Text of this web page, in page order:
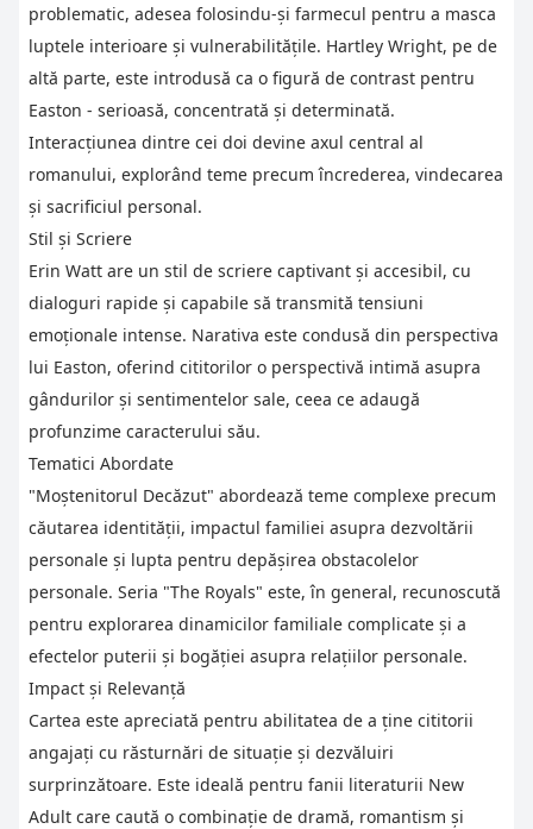
problematic, adesea folosindu-și farmecul pentru a masca
luptele interioare și vulnerabilitățile. Hartley Wright, pe de
altă parte, este introdusă ca o figură de contrast pentru
Easton - serioasă, concentrată și determinată.
Interacțiunea dintre cei doi devine axul central al
romanului, explorând teme precum încrederea, vindecarea
și sacrificiul personal.
Stil și Scriere
Erin Watt are un stil de scriere captivant și accesibil, cu
dialoguri rapide și capabile să transmită tensiuni
emoționale intense. Narativa este condusă din perspectiva
lui Easton, oferind cititorilor o perspectivă intimă asupra
gândurilor și sentimentelor sale, ceea ce adaugă
profunzime caracterului său.
Tematici Abordate
"Moștenitorul Decăzut" abordează teme complexe precum
căutarea identității, impactul familiei asupra dezvoltării
personale și lupta pentru depășirea obstacolelor
personale. Seria "The Royals" este, în general, recunoscută
pentru explorarea dinamicilor familiale complicate și a
efectelor puterii și bogăției asupra relațiilor personale.
Impact și Relevanță
Cartea este apreciată pentru abilitatea de a ține cititorii
angajați cu răsturnări de situație și dezvăluiri
surprinzătoare. Este ideală pentru fanii literaturii New
Adult care caută o combinație de dramă, romantism și